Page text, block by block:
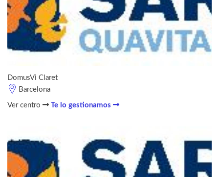
DomusVi Claret
Barcelona
Ver centro Te lo gestionamos